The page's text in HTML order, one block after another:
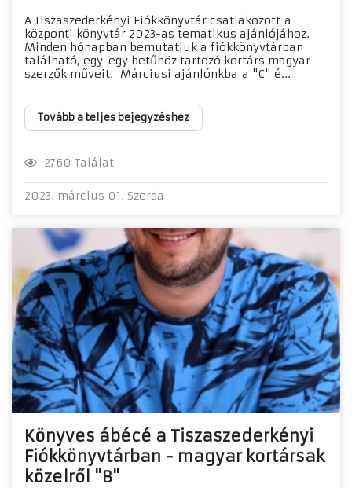
A Tiszaszederkényi Fiókkönyvtár csatlakozott a
központi könyvtár 2023-as tematikus ajánlójához.
Minden hónapban bemutatjuk a fiókkönyvtárban
található, egy-egy betűhöz tartozó kortárs magyar
szerzők műveit. Márciusi ajánlónkba a "C" é...
Tovább a teljes bejegyzéshez
2760 Találat
2023. március 01. Szerda
Könyves ábécé a Tiszaszederkényi
Fiókkönyvtárban - magyar kortársak
közelről "B"